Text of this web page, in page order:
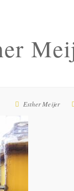
Esther Meijer